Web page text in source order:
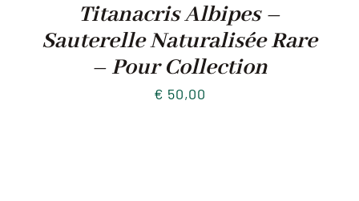
Titanacris Albipes –
Sauterelle Naturalisée Rare
– Pour Collection
€ 50,00